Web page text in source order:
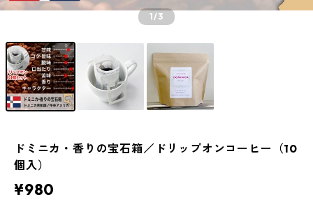
1/3
ドミニカ・香りの宝石箱／ドリップオンコーヒー（10
個入）
¥980